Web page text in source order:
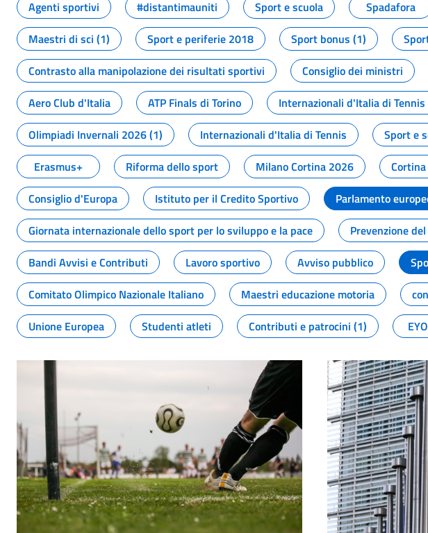
Agenti sportivi
#distantimauniti Sport e scuola Spadafora
Maestri di sci (1)
Sport e periferie 2018 Sport bonus (1)
Contrasto alla manipolazione dei risultati sportivi
Consiglio dei ministri
Aero Club d'Italia
ATP Finals di Torino Internazionali d'Italia di
Olimpiadi Invernali 2026 (1)
Internazionali d'Italia di Tennis Sport e
Erasmus+
Riforma dello sport Milano Cortina 2026
Consiglio d'Europa
Istituto per il Credito Sportivo Parlamento
Giornata internazionale dello sport per lo sviluppo e la pace
Prevenzione
Bandi Avvisi e Contributi
Lavoro sportivo Avviso pubblico
Comitato Olimpico Nazionale Italiano
Maestri educazione motoria
Unione Europea
Studenti atleti Contributi e patrocini (1)